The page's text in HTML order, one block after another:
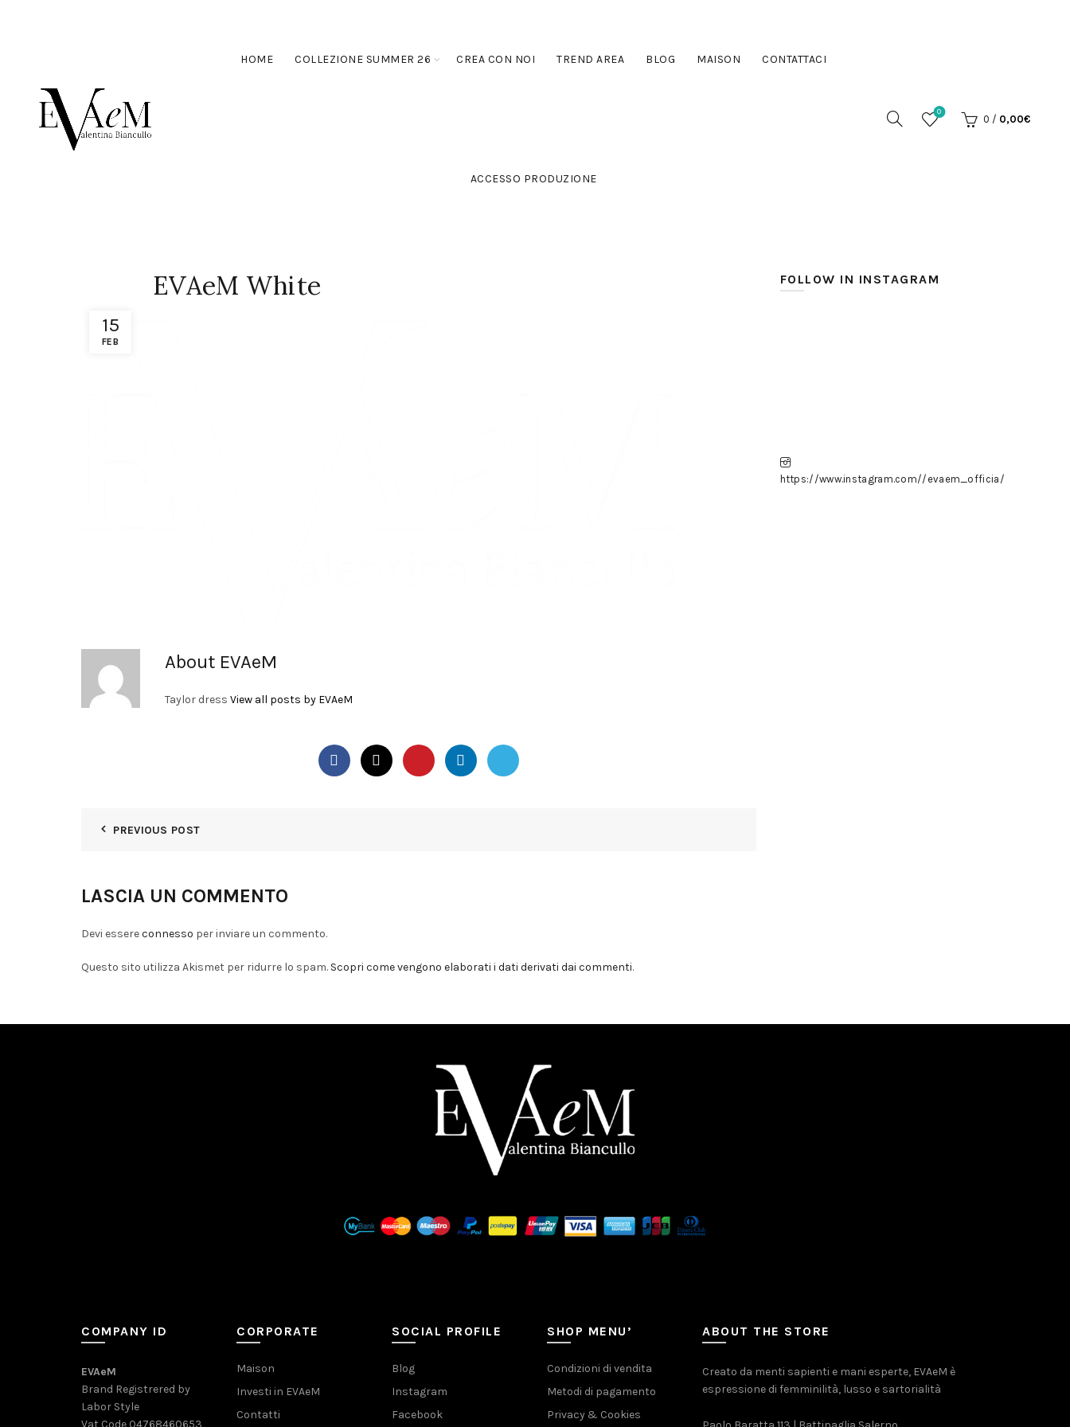
HOME COLLEZIONE SUMMER 26 CREA CON NOI TREND AREA BLOG MAISON CONTATTACI
ACCESSO PRODUZIONE
0
0 / 0,00€
15
FEB
EVAeM White
About EVAeM
Taylor dress View all posts by EVAeM
PREVIOUS POST
LASCIA UN COMMENTO
Devi essereconnesso per inviare un commento.
Questo sito utilizza Akismet per ridurre lo spam. Scopri come vengono elaborati i dati derivati dai commenti.
FOLLOW IN INSTAGRAM
https://www.instagram.com//evaem_officia/
COMPANY ID
EVAeM
Brand Registrered by
Labor Style
CORPORATE
Maison
Investi in EVAeM
Contatti
SOCIAL PROFILE
Blog
Instagram
Facebook
SHOP MENU’
Condizioni di vendita
Metodi di pagamento
Privacy & Cookies
ABOUT THE STORE
Creato da menti sapienti e mani esperte, EVAeM è
espressione di femminilità, lusso e sartorialità